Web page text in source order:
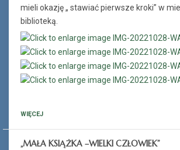
mieli okazję „ stawiać pierwsze kroki” w
biblioteką.
WIĘCEJ
„MAŁA KSIĄŻKA –WIELKI CZŁOWIEK”